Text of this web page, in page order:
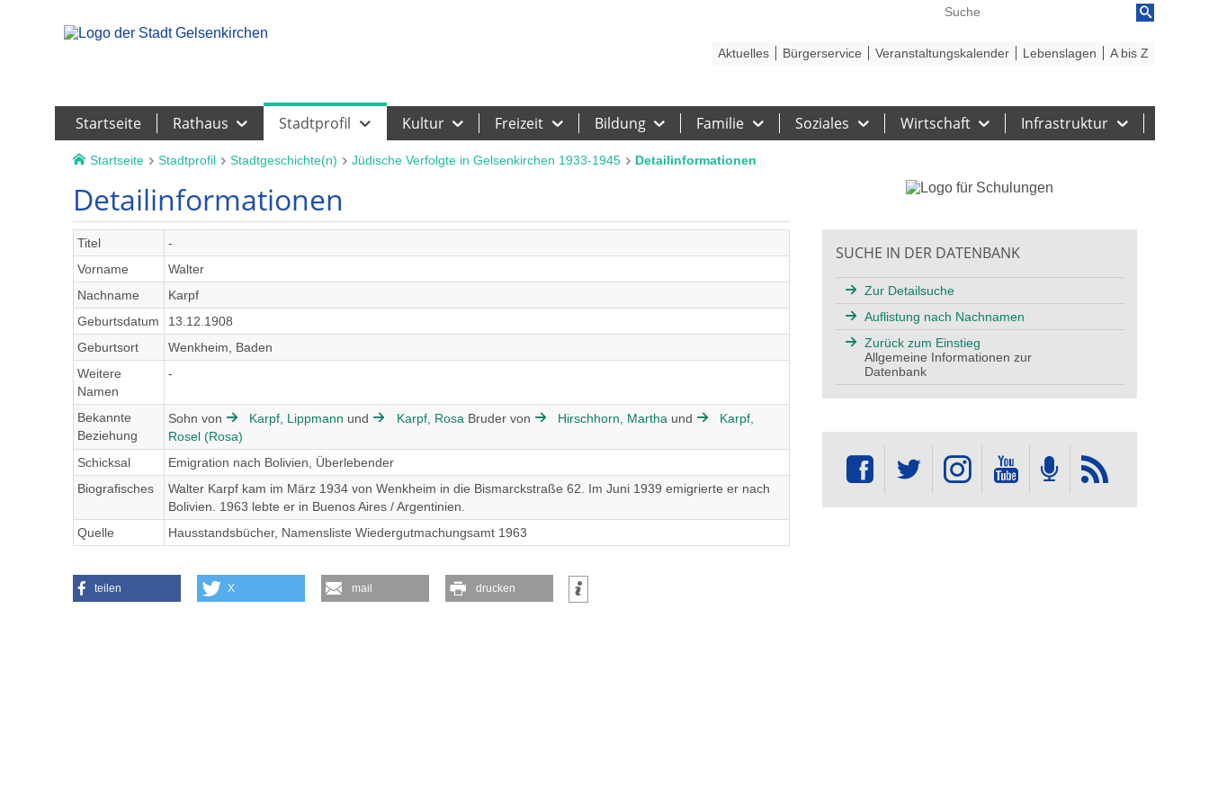
Startseite Rathaus Stadtprofil Kultur Freizeit Bildung Familie Soziales Wirtschaft Infrastruktur
Aktuelles Bürgerservice Veranstaltungskalender Lebenslagen A bis Z
Startseite Stadtprofil Stadtgeschichte(n) Jüdische Verfolgte in Gelsenkirchen 1933-1945 Detailinformationen
Detailinformationen
Titel
-
Vorname
Walter
Nachname
Karpf
Geburtsdatum
13.12.1908
Geburtsort
Wenkheim, Baden
Weitere
Namen
-
Bekannte
Beziehung
Sohn von Karpf, Lippmann und Karpf, Rosa Bruder von Hirschhorn, Martha und
Karpf,
Rosel (Rosa)
Schicksal
Emigration nach Bolivien, Überlebender
Biografisches
Walter Karpf kam im März 1934 von Wenkheim in die Bismarckstraße 62. Im Juni 1939 emigrierte er nach
Bolivien. 1963 lebte er in Buenos Aires / Argentinien.
Quelle
Hausstandsbücher, Namensliste Wiedergutmachungsamt 1963
teilen X mail drucken
SUCHE IN DER DATENBANK
Zur Detailsuche
Auflistung nach Nachnamen
Zurück zum Einstieg
Allgemeine Informationen zur
Datenbank